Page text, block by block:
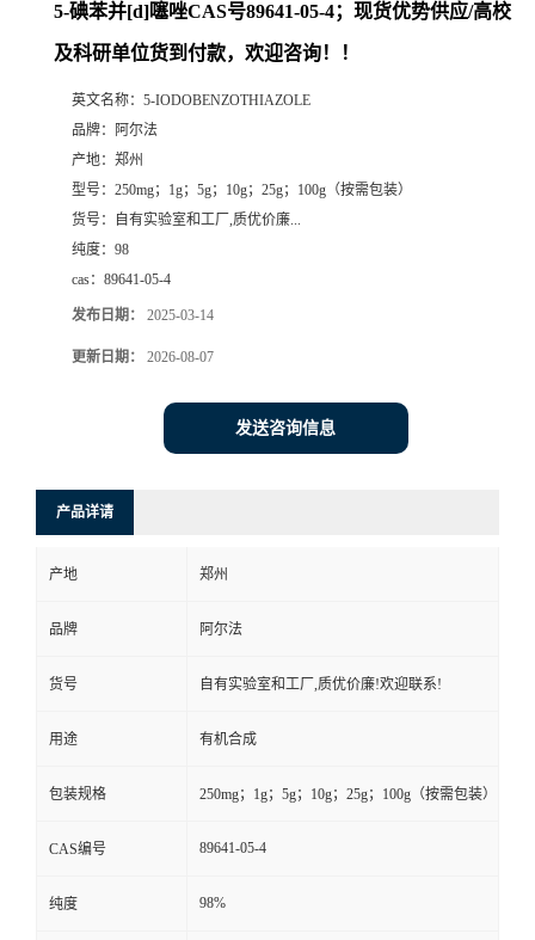
厅
言
5-碘苯并[d]噻唑CAS号89641-05-4；现货优势供应/高校
及科研单位货到付款，欢迎咨询！！
英文名称： 5-IODOBENZOTHIAZOLE
品牌：
阿尔法
产地： 郑州
型号： 250mg；1g；5g；10g；25g；100g（按需包装）
货号：
自有实验室和工厂,质优价廉...
纯度： 98
cas： 89641-05-4
发布日期： 2025-03-14
更新日期： 2026-08-07
发送咨询信息
产品详请
产地 郑州
品牌 阿尔法
货号 自有实验室和工厂,质优价廉!欢迎联系!
用途 有机合成
包装规格 250mg；1g；5g；10g；25g；100g（按需包装）
CAS编号 89641-05-4
纯度 98%